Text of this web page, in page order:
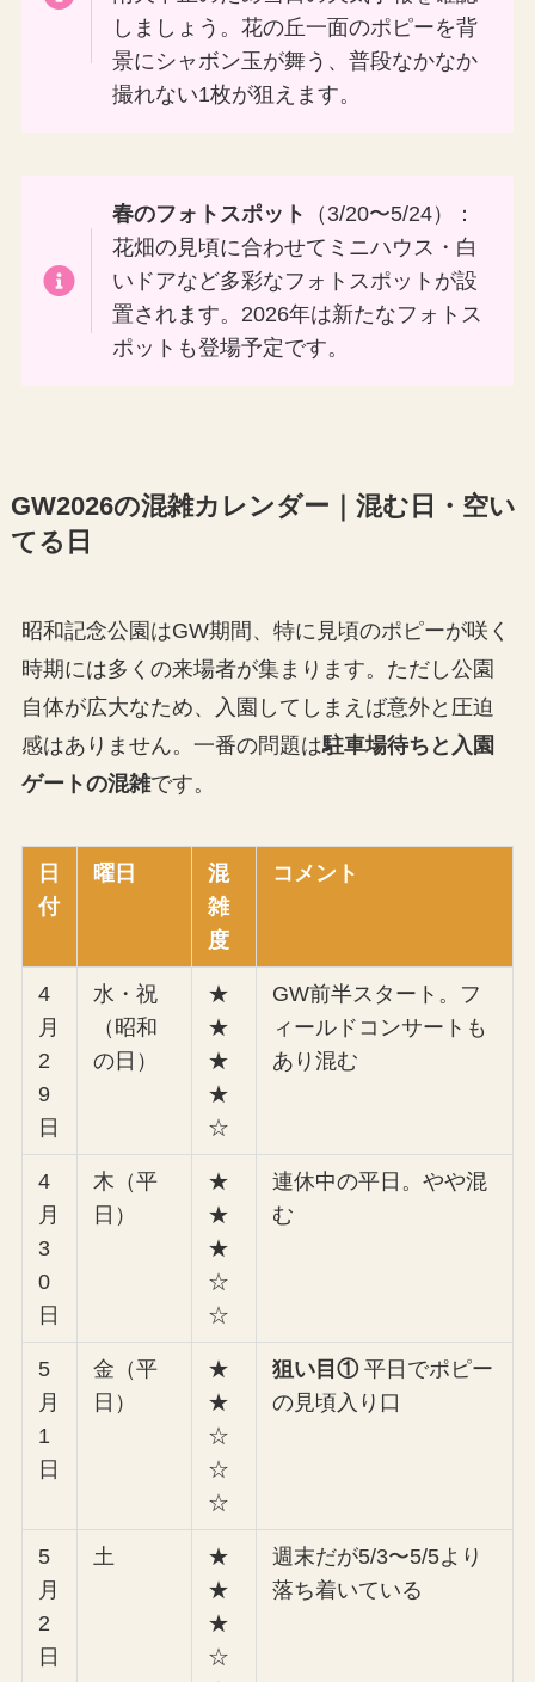
しましょう。花の丘一面のポピーを背
景にシャボン玉が舞う、普段なかなか
撮れない1枚が狙えます。
春のフォトスポット
（3/20〜5/24）：
花畑の見頃に合わせてミニハウス・白
いドアなど多彩なフォトスポットが設
置されます。2026年は新たなフォトス
ポットも登場予定です。
GW2026の混雑カレンダー｜混む日・空い
てる日
昭和記念公園はGW期間、特に見頃のポピーが咲く
時期には多くの来場者が集まります。ただし公園
自体が広大なため、入園してしまえば意外と圧迫
感はありません。一番の問題は駐車場待ちと入園
ゲートの混雑です。
日
付
曜日
混
雑
度
コメント
4
月
2
9
日
水・祝
（昭和
の日）
★
★
★
★
☆
GW前半スタート。フ
ィールドコンサートも
あり混む
4
月
3
0
日
木（平
日）
★
★
★
☆
☆
連休中の平日。やや混
む
5
月
1
日
金（平
日）
★
★
☆
☆
☆
狙い目①平日でポピー
の見頃入り口
5
月
2
日
土
★
★
★
☆
週末だが5/3〜5/5より
落ち着いている